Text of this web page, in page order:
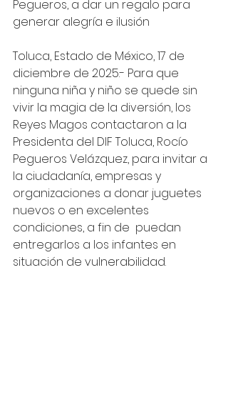
Pegueros, a dar un regalo para
generar alegría e ilusión
Toluca, Estado de México, 17 de
diciembre de 2025.- Para que
ninguna niña y niño se quede sin
vivir la magia de la diversión, los
Reyes Magos contactaron a la
Presidenta del DIF Toluca, Rocío
Pegueros Velázquez, para invitar a
la ciudadanía, empresas y
organizaciones a donar juguetes
nuevos o en excelentes
condiciones, a fin de  puedan
entregarlos a los infantes en
situación de vulnerabilidad.